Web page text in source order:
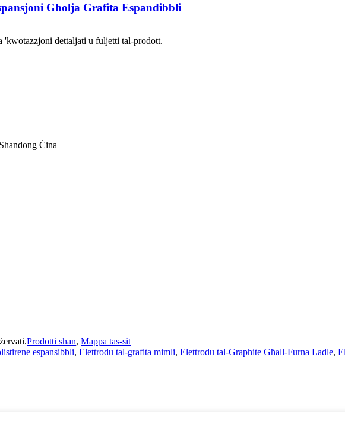
Għolja Grafita Espandibbli
'kwotazzjoni dettaljati u fuljetti tal-prodott.
Ċina
Prodotti sħan, Mappa tas-sit
espansibbli, Elettrodu tal-grafita mimli, Elettrodu tal-Graphite Għall-Furna Ladle,